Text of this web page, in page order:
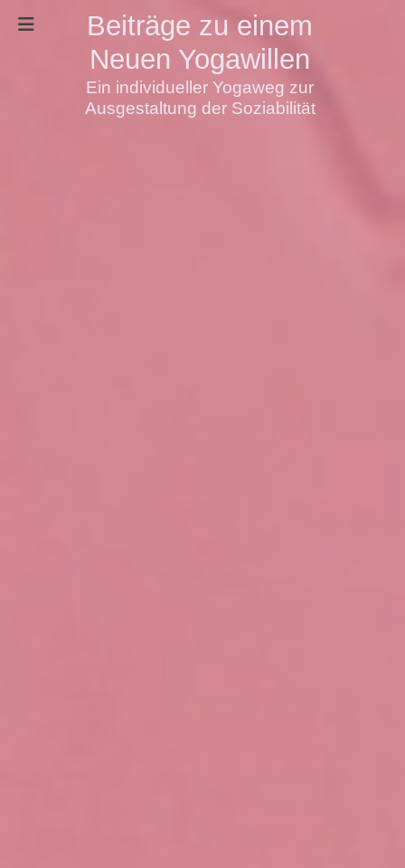
Beiträge zu einem
Neuen Yogawillen
Ein individueller Yogaweg zur
Ausgestaltung der Soziabilität